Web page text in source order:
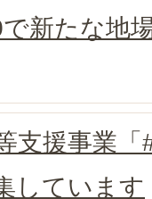
新たな地
支援事業
しています